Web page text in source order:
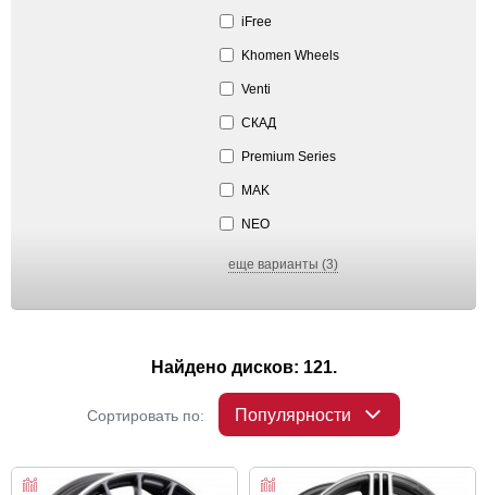
iFree
Khomen Wheels
Venti
СКАД
Premium Series
MAK
NEO
еще варианты (3)
Найдено дисков: 121.
Сортировать по: Популярности